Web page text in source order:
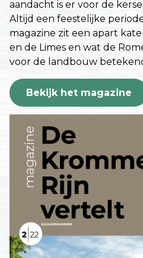
aandacht is er voor de
Altijd een feestelijke
magazine zit een apart
en de Limes en wat de
voor de landbouw
Bekijk het magazine